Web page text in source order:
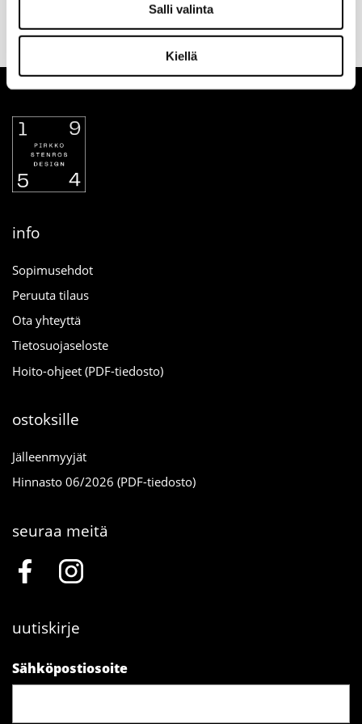
Salli valinta
Kiellä
yhteydessä
palautusoikeus
verkosta
info
Sopimusehdot
Peruuta tilaus
Ota yhteyttä
Tietosuojaseloste
Hoito-ohjeet (PDF-tiedosto)
ostoksille
Jälleenmyyjät
Hinnasto 06/2026 (PDF-tiedosto)
seuraa meitä
uutiskirje
Sähköpostiosoite